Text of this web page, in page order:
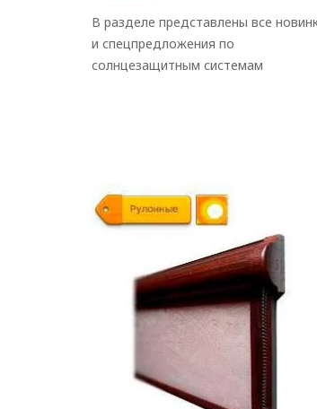
В разделе представлены все
и спецпредложения по
солнцезащитным системам